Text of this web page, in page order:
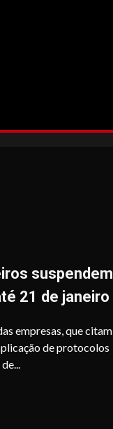
suspendem
21 de janeiro
empresas, que citam
de protocolos